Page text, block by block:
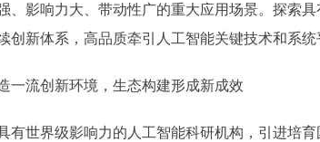
、影响力大、带动性广的重大应用场景。探索
创新体系，高品质牵引人工智能关键技术和系统
流创新环境，生态构建形成新成效
世界级影响力的人工智能科研机构，引进培育